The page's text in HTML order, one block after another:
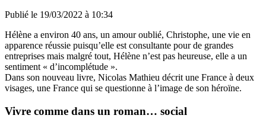
Publié le 19/03/2022 à 10:34
Hélène a environ 40 ans, un amour oublié, Christophe, une vie en
apparence réussie puisqu’elle est consultante pour de grandes
entreprises mais malgré tout, Hélène n’est pas heureuse, elle a un
sentiment « d’incomplétude ».
Dans son nouveau livre, Nicolas Mathieu décrit une France à deux
visages, une France qui se questionne à l’image de son héroïne.
Vivre comme dans un roman… social